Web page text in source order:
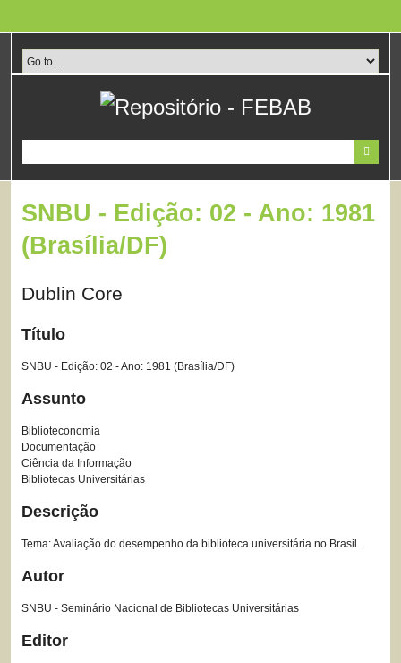
conteúdo
principal
SNBU - Edição: 02 - Ano: 1981
(Brasília/DF)
Dublin Core
Título
SNBU - Edição: 02 - Ano: 1981 (Brasília/DF)
Assunto
Biblioteconomia
Documentação
Ciência da Informação
Bibliotecas Universitárias
Descrição
Tema: Avaliação do desempenho da biblioteca universitária no Brasil.
Autor
SNBU - Seminário Nacional de Bibliotecas Universitárias
Editor